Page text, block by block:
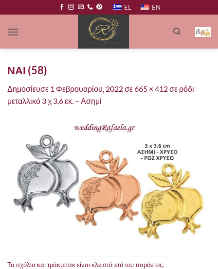
στο
περιεχόμενο
EL EN
ΝΑΙ (58)
Δημοσίευσε 1 Φεβρουαρίου, 2022σε665 × 412σε ρόδι
μεταλλικό 3 χ 3,6 εκ. – Ασημί
Τα σχόλια και τράκμπακ είναι κλειστά επί του παρόντος.